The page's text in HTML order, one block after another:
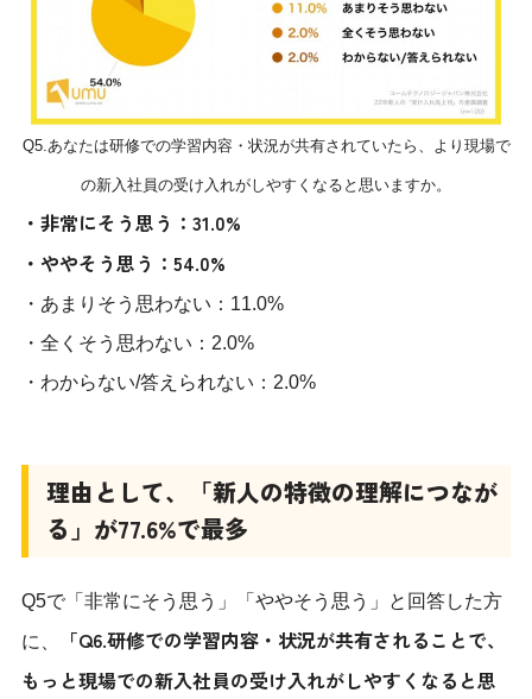
Q5.あなたは研修での学習内容・状況が共有されていたら、より現場で
の新入社員の受け入れがしやすくなると思いますか。
・非常にそう思う：31.0%
・ややそう思う：54.0%
・あまりそう思わない：11.0%
・全くそう思わない：2.0%
・わからない/答えられない：2.0%
理由として、「新人の特徴の理解につなが
る」が77.6%で最多
Q5で「非常にそう思う」「ややそう思う」と回答した方
に、
「Q6.研修での学習内容・状況が共有されることで、
もっと現場での新入社員の受け入れがしやすくなると思